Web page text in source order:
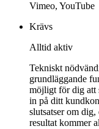
Vimeo, YouTube
Krävs
Alltid aktiv
Tekniskt
grundläggande
möjligt för dig att
in på ditt
slutsatser om
resultat kommer